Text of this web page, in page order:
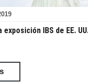
IBS de EE.